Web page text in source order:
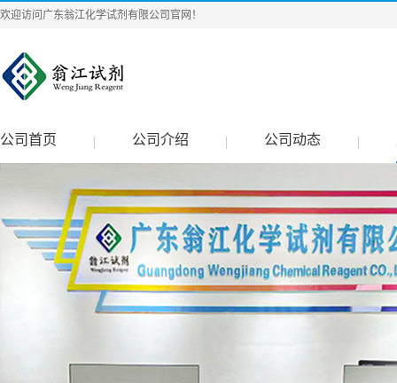
欢迎访问广东翁江化学试剂有限公司官网！
公司首页 公司介绍 公司动态